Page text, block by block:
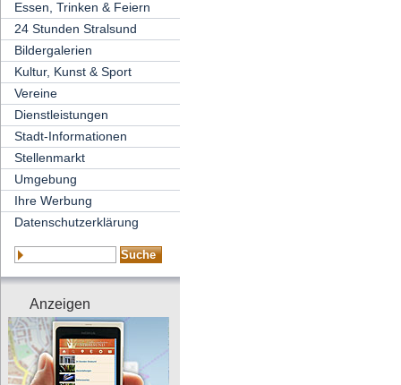
Essen, Trinken & Feiern
24 Stunden Stralsund
Bildergalerien
Kultur, Kunst & Sport
Vereine
Dienstleistungen
Stadt-Informationen
Stellenmarkt
Umgebung
Ihre Werbung
Datenschutzerklärung
Anzeigen